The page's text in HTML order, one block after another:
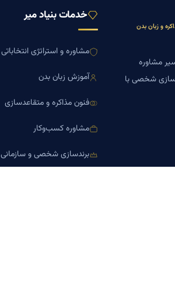
و زبان بدن
مشاوره
شخصی با
خدمات بنیاد میر
مشاوره و استراتژی انتخاباتی
آموزش زبان بدن
فنون مذاکره و متقاعدسازی
مشاوره کسب‌وکار
برندسازی شخصی و سازمانی